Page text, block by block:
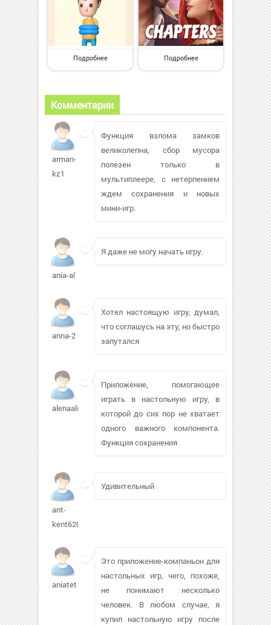
Подробнее Подробнее
Комментарии
arman-
kz1
Функция взлома замков
великолепна, сбор мусора
полезен только в
мультиплеере, с нетерпением
ждем сохранения и новых
мини-игр.
ania-al
Я даже не могу начать игру.
anna-2
Хотел настоящую игру, думал,
что соглашусь на эту, но быстро
запутался
alenaalina
Приложение, помогающее
играть в настольную игру, в
которой до сих пор не хватает
одного важного компонента.
Функция сохранения
ant-
kent620
Удивительный
aniatet
Это приложение-компаньон для
настольных игр, чего, похоже,
не понимают несколько
человек. В любом случае, я
купил настольную игру после